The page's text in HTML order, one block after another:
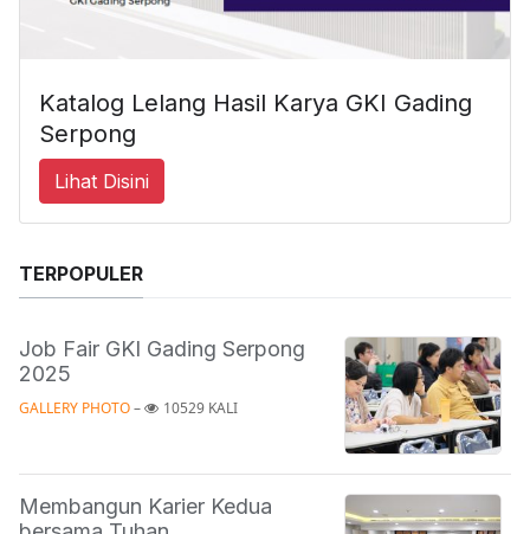
Katalog Lelang Hasil Karya GKI Gading
Serpong
Lihat Disini
TERPOPULER
Job Fair GKI Gading Serpong
2025
GALLERY PHOTO – 10529 KALI
Membangun Karier Kedua